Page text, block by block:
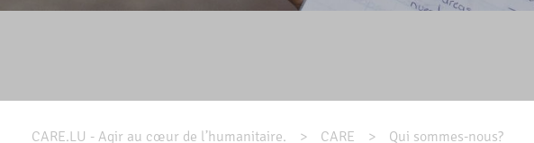
CARE.LU - Agir au cœur de l’humanitaire. CARE Qui sommes-nous?